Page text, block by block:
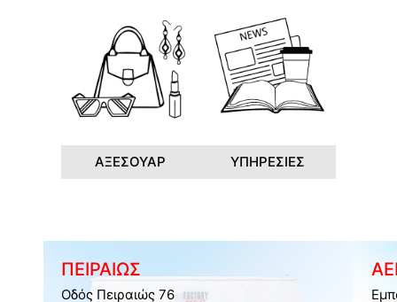
ΑΞΕΣΟΥΑΡ ΥΠΗΡΕΣΙΕΣ
ΠΕΙΡΑΙΩΣ
Οδός Πειραιώς 76